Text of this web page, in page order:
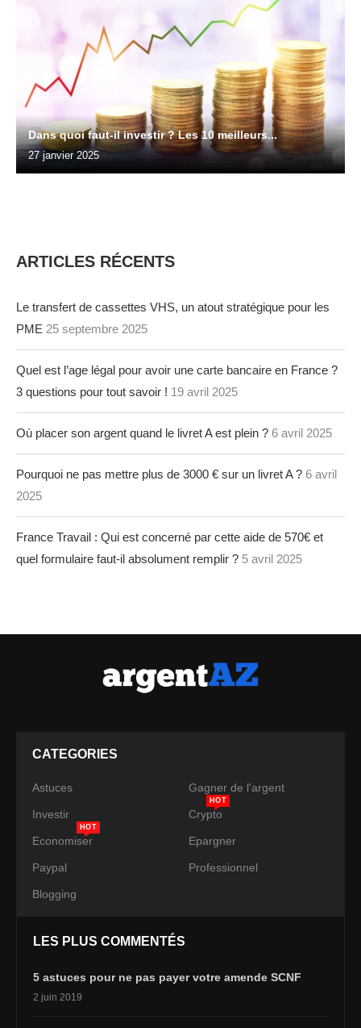
Dans quoi faut-il investir ? Les 10 meilleurs...
27 janvier 2025
ARTICLES RÉCENTS
Le transfert de cassettes VHS, un atout stratégique pour les
PME 25 septembre 2025
Quel est l’age légal pour avoir une carte bancaire en France ?
3 questions pour tout savoir ! 19 avril 2025
Où placer son argent quand le livret A est plein ? 6 avril 2025
Pourquoi ne pas mettre plus de 3000 € sur un livret A ? 6 avril
2025
France Travail : Qui est concerné par cette aide de 570€ et
quel formulaire faut-il absolument remplir ? 5 avril 2025
CATEGORIES
Astuces Gagner de l'argent
Investir Crypto
HOT
Economiser
HOT
Epargner
Paypal Professionnel
Blogging
LES PLUS COMMENTÉS
5 astuces pour ne pas payer votre amende SCNF
2 juin 2019